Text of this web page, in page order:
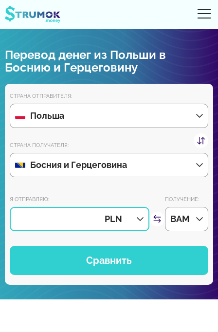
Денежные переводы
Цифровые счета
Обзоры партнеров
Уже скоро скачайте приложение для Android и iPhone:
Перевод денег из Польши в
Боснию и Герцеговину
СТРАНА ОТПРАВИТЕЛЯ:
Польша
СТРАНА ПОЛУЧАТЕЛЯ:
Босния и Герцеговина
Я ОТПРАВЛЯЮ:
PLN
ПОЛУЧЕНИЕ:
BAM
Сравнить